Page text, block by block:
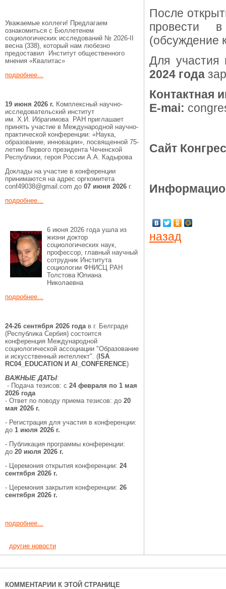
Уважаемые коллеги! Предлагаем
ознакомиться с Бюллетенем
социологических исследований № 2026-II
весна (338), который нам любезно
предоставил Институт общественного
мнения «Квалитас»
подробнее...
19 июня 2026 г. Комплексный научно-
исследовательский институт
им. Х.И. Ибрагимова РАН приглашает
принять участие в Международной научно-
практической конференции: «Наука,
образование, инновации», посвященной 75-
летию Первого президента Чеченской
Республики, героя России А.А. Кадырова
Доклады на участие в конференции
принимаются на адрес оргкомитета
conf49038@gmail.com до 07 июня 2026 г.
подробнее...
6 июня 2026 года ушла из
жизни доктор
социологических наук,
профессор, главный научный
сотрудник Института
социологии ФНИСЦ РАН
Толстова Юлиана
Николаевна
подробнее...
24-26 сентября 2026 года в г. Белграде
(Республика Сербия) состоится
конференция Международной
социологической ассоциации "Образование
и искусственный интеллект". ( ISA
RC04_EDUCATION И AI_CONFERENCE)
ВАЖНЫЕ ДАТЫ:
- Подача тезисов: с 24 февраля по 1 мая
2026 года
- Ответ по поводу приема тезисов: до 20
мая 2026 г.
- Регистрация для участия в конференции:
до 1 июля 2026 г.
- Публикация программы конференции:
до 20 июля 2026 г.
- Церемония открытия конференции: 24
сентября 2026 г.
- Церемония закрытия конференции: 26
сентября 2026 г.
подробнее...
другие новости
После
провести
(обсуждение
Для участия
2024 года
Контактная
E-mai:
Сайт
назад
КОММЕНТАРИИ К ЭТОЙ СТРАНИЦЕ